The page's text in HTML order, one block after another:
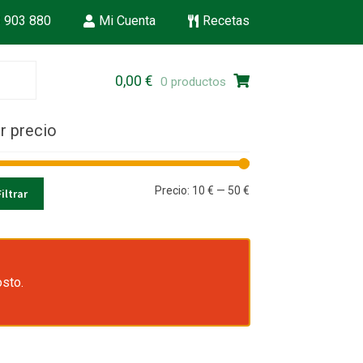
903 880 Mi Cuenta Recetas
aal
0,00€ 0 productos
precio
Precio
Precio
Precio: 10 € — 50 €